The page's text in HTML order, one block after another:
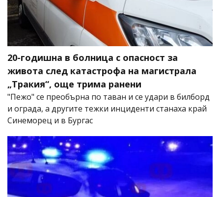
20-годишна в болница с опасност за
живота след катастрофа на магистрала
„Тракия“, още трима ранени
"Пежо" се преобърна по таван и се удари в билборд
и ограда, а другите тежки инциденти станаха край
Синеморец и в Бургас